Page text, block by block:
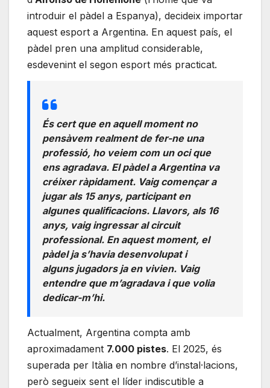
introduir el pàdel a Espanya), decideix importar
aquest esport a Argentina. En aquest país, el
pàdel pren una amplitud considerable,
esdevenint el segon esport més practicat.
És cert que en aquell moment no
pensàvem realment de fer-ne una
professió, ho veiem com un oci que
ens agradava. El pàdel a Argentina va
créixer ràpidament. Vaig començar a
jugar als 15 anys, participant en
algunes qualificacions. Llavors, als 16
anys, vaig ingressar al circuit
professional. En aquest moment, el
pàdel ja s’havia desenvolupat i
alguns jugadors ja en vivien. Vaig
entendre que m’agradava i que volia
dedicar-m’hi.
Actualment, Argentina compta amb
aproximadament 7.000 pistes. El 2025, és
superada per Itàlia en nombre d’instal·lacions,
però segueix sent el líder indiscutible a